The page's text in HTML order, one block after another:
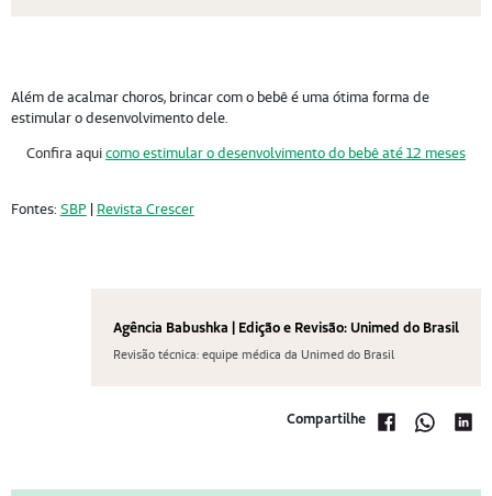
Além de acalmar choros, brincar com o bebê é uma ótima forma de
estimular o desenvolvimento dele.
Confira aquicomo estimular o desenvolvimento do bebê até 12 meses
Fontes: SBP| Revista Crescer
Agência Babushka | Edição e Revisão: Unimed do Brasil
Revisão técnica: equipe médica da Unimed do Brasil
Compartilhe